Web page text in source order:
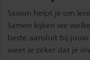
Saxion helpt je om
Samen kijken we
beste aansluit bij
weet je zeker dat je